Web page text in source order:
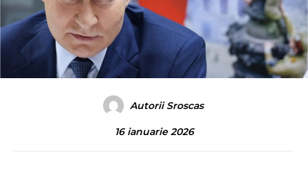
Autorii Sroscas
16 ianuarie 2026